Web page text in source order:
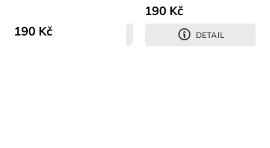
190 Kč DETAIL
190 Kč
DETAIL